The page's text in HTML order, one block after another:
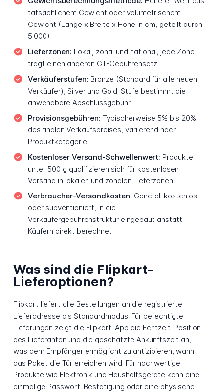
tatsächlichem Gewicht oder volumetrischem
Gewicht (Länge x Breite x Höhe in cm, geteilt durch
5.000)
Lieferzonen: Lokal, zonal und national; jede Zone
trägt einen anderen GT-Gebührensatz
Verkäuferstufen: Bronze (Standard für alle neuen
Verkäufer), Silver und Gold; Stufe bestimmt die
anwendbare Abschlussgebühr
Provisionsgebühren: Typischerweise 5% bis 20%
des finalen Verkaufspreises, variierend nach
Produktkategorie
Kostenloser Versand-Schwellenwert: Produkte
unter 500 g qualifizieren sich für kostenlosen
Versand in lokalen und zonalen Lieferzonen
Verbraucher-Versandkosten: Generell kostenlos
oder subventioniert, in die
Verkäufergebührenstruktur eingebaut anstatt
Käufern direkt berechnet
Was sind die Flipkart-
Lieferoptionen?
Flipkart liefert alle Bestellungen an die registrierte
Lieferadresse als Standardmodus. Für berechtigte
Lieferungen zeigt die Flipkart-App die Echtzeit-Position
des Lieferanten und die geschätzte Ankunftszeit an,
was dem Empfänger ermöglicht zu antizipieren, wann
das Paket die Tür erreichen wird. Für hochwertige
Produkte wie Elektronik und Haushaltsgeräte kann eine
einmalige Passwort-Bestätigung oder eine physische